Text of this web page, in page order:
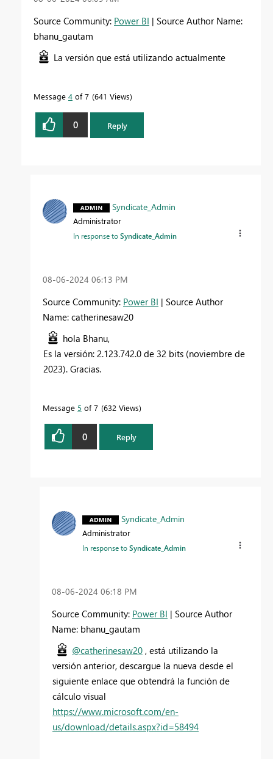
Source Community: Power BI | Source Author Name:
bhanu_gautam
La versión que está utilizando actualmente
Message 4 of 7 641 Views
0 Reply
Syndicate_Admin
Administrator
In response toSyndicate_Admin
‎08-06-2024 06:13 PM
Source Community: Power BI | Source Author
Name: catherinesaw20
hola Bhanu,
Es la versión: 2.123.742.0 de 32 bits (noviembre de
2023). Gracias.
Message 5 of 7 632 Views
0 Reply
Syndicate_Admin
Administrator
In response toSyndicate_Admin
‎08-06-2024 06:18 PM
Source Community: Power BI | Source Author
Name: bhanu_gautam
@catherinesaw20 , está utilizando la
versión anterior, descargue la nueva desde el
siguiente enlace que obtendrá la función de
cálculo visual
https://www.microsoft.com/en-
us/download/details.aspx?id=58494